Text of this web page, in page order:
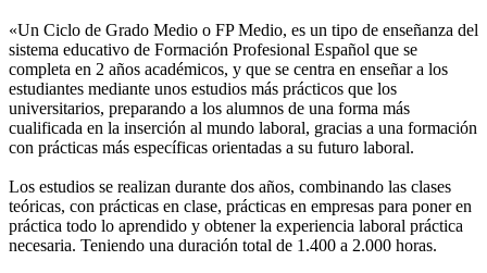
«Un Ciclo de Grado Medio o FP Medio, es un tipo de enseñanza del
sistema educativo de Formación Profesional Español que se
completa en 2 años académicos, y que se centra en enseñar a los
estudiantes mediante unos estudios más prácticos que los
universitarios, preparando a los alumnos de una forma más
cualificada en la inserción al mundo laboral, gracias a una formación
con prácticas más específicas orientadas a su futuro laboral.
Los estudios se realizan durante dos años, combinando las clases
teóricas, con prácticas en clase, prácticas en empresas para poner en
práctica todo lo aprendido y obtener la experiencia laboral práctica
necesaria. Teniendo una duración total de 1.400 a 2.000 horas.